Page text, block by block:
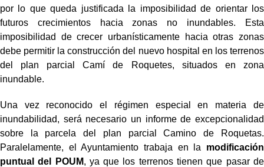
por lo que queda justificada la imposibilidad de orientar los
futuros crecimientos hacia zonas no inundables. Esta
imposibilidad de crecer urbanísticamente hacia otras zonas
debe permitir la construcción del nuevo hospital en los terrenos
del plan parcial Camí de Roquetes, situados en zona
inundable.
Una vez reconocido el régimen especial en materia de
inundabilidad, será necesario un informe de excepcionalidad
sobre la parcela del plan parcial Camino de Roquetas.
Paralelamente, el Ayuntamiento trabaja en la modificación
puntual del POUM, ya que los terrenos tienen que pasar de